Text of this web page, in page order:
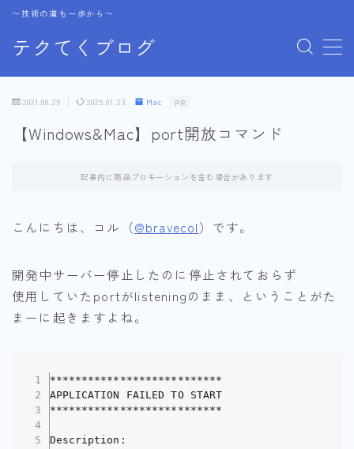
テクてくブログ
〜技術の道も一歩から〜
MENU
Azure
Tips
グラフィック
動画制作
モデリング
暮らし
おすすめグッズ
2021.08.25 2025.01.23 Mac PR
【Windows&Mac】port開放コマンド
記事内に商品プロモーションを含む場合があります
こんにちは、コル（@bravecol）です。
開発中サーバー停止したのに停止されておらず
使用していたportがlisteningのまま、ということがた
まーに起きますよね。
***************************
APPLICATION FAILED TO START
***************************
Description: